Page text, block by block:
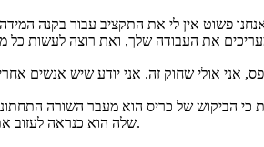
פשוט אין לי את התקציב עבור בקנה
את העבודה שלך, ואת רוצה לעשות כל
אני אולי שחוק זה. אני יודע שיש אנשים
יודע Batna שלה הוא כנראה לעזוב את החברה.